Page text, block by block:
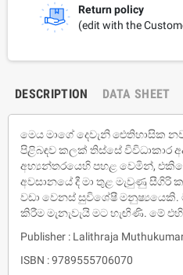
Return policy
(edit with the
DESCRIPTION DATA SHEET
මෙය මාගේ දෙවැනි ඓතිහාසික
පිළිබඳව කලක් තිස්සේ විවිධාකාර
අභ්‍යන්තරයෙහි පහළ වෙමින්,
අවසානයේ දී මා තුළ මැවුණු සීගිරි
වඩා වෙනස් සුවිශේෂී මනුෂ්‍යයෙකි.
කිරීම මැනැවැයි මට හැඟිණි. මේ එහි
Publisher : Lalithraja
ISBN : 9789555706070